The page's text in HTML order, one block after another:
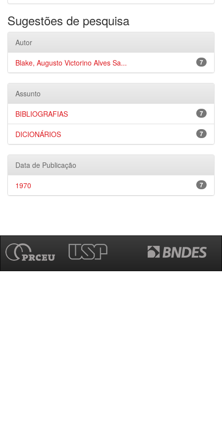
Sugestões de pesquisa
Autor
7
Blake, Augusto Victorino Alves Sa...
Assunto
7
BIBLIOGRAFIAS
7
DICIONÁRIOS
Data de Publicação
7
1970